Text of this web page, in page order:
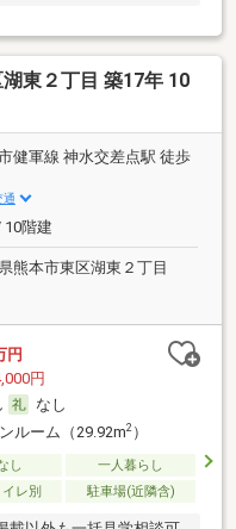
東２丁目 築17年 10
健軍線 神水交差点駅 徒歩
通
10階建
熊本市東区湖東２丁目
円
円
なし
ルーム（29.92m2）
し
一人暮らし
レ別 駐車場(近隣含)